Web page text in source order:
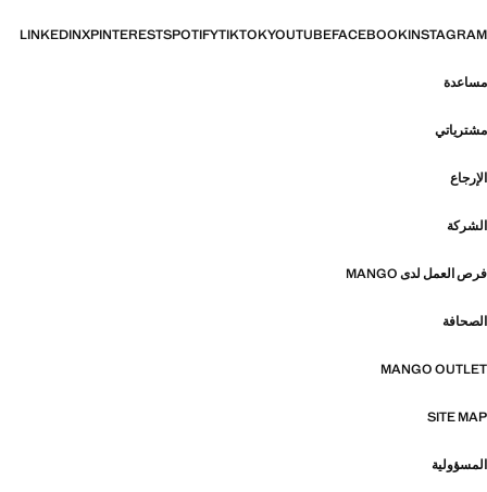
INSTAGRAM
FACEBOOK
YOUTUBE
TIKTOK
SPOTIFY
PINTEREST
X
LINKEDIN
مساعدة
مشترياتي
الإرجاع
الشركة
فرص العمل لدى MANGO
الصحافة
MANGO OUTLET
SITE MAP
المسؤولية